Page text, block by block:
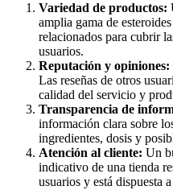
Variedad de productos:
amplia gama de
relacionados para cubrir
usuarios.
Reputación y opiniones:
Las reseñas de otros
calidad del servicio y
Transparencia de
información clara sobre
ingredientes, dosis y
Atención al cliente: Un
indicativo de una tienda
usuarios y está dispuesta